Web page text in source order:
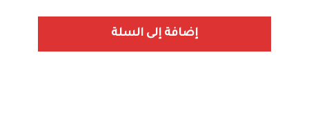
إضافة إلى السلة